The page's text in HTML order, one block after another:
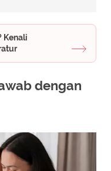
Kenali
dengan